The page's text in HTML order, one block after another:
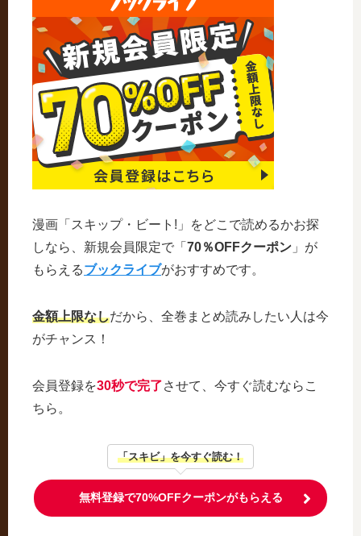
漫画「スキップ・ビート!」をどこで読めるかお探
しなら、新規会員限定で「 70％OFFクーポン 」が
もらえるブックライブがおすすめです。
金額上限なしだから、全巻まとめ読みしたい人は今
がチャンス！
会員登録を30秒で完了させて、今すぐ読むならこ
ちら。
「スキビ」を今すぐ読む！
無料登録で70%OFFクーポンがもらえる